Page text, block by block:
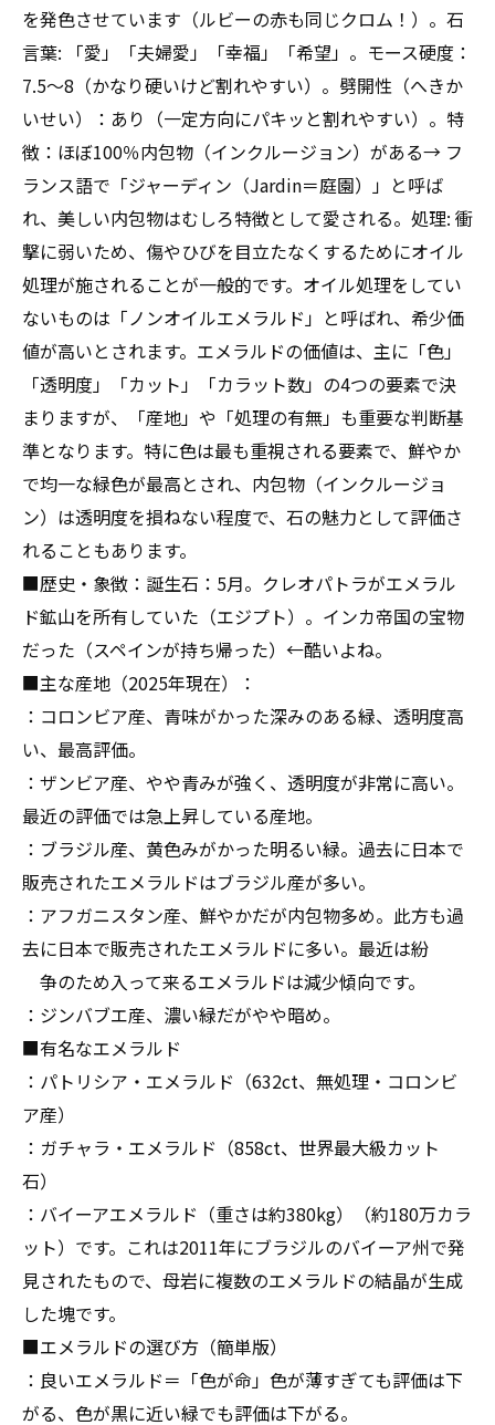
を発色させています（ルビーの赤も同じクロム！）。石
言葉: 「愛」「夫婦愛」「幸福」「希望」。モース硬度：
7.5〜8（かなり硬いけど割れやすい）。劈開性（へきか
いせい）：あり（一定方向にパキッと割れやすい）。特
徴：ほぼ100％内包物（インクルージョン）がある→ フ
ランス語で「ジャーディン（Jardin＝庭園）」と呼ば
れ、美しい内包物はむしろ特徴として愛される。処理: 衝
撃に弱いため、傷やひびを目立たなくするためにオイル
処理が施されることが一般的です。オイル処理をしてい
ないものは「ノンオイルエメラルド」と呼ばれ、希少価
値が高いとされます。エメラルドの価値は、主に「色」
「透明度」「カット」「カラット数」の4つの要素で決
まりますが、「産地」や「処理の有無」も重要な判断基
準となります。特に色は最も重視される要素で、鮮やか
で均一な緑色が最高とされ、内包物（インクルージョ
ン）は透明度を損ねない程度で、石の魅力として評価さ
れることもあります。
■歴史・象徴：誕生石：5月。クレオパトラがエメラル
ド鉱山を所有していた（エジプト）。インカ帝国の宝物
だった（スペインが持ち帰った）←酷いよね。
■主な産地（2025年現在）：
：コロンビア産、青味がかった深みのある緑、透明度高
い、最高評価。
：ザンビア産、やや青みが強く、透明度が非常に高い。
最近の評価では急上昇している産地。
：ブラジル産、黄色みがかった明るい緑。過去に日本で
販売されたエメラルドはブラジル産が多い。
：アフガニスタン産、鮮やかだが内包物多め。此方も過
去に日本で販売されたエメラルドに多い。最近は紛
争のため入って来るエメラルドは減少傾向です。
：ジンバブエ産、濃い緑だがやや暗め。
■有名なエメラルド
：パトリシア・エメラルド（632ct、無処理・コロンビ
ア産）
：ガチャラ・エメラルド（858ct、世界最大級カット
石）
：バイーアエメラルド（重さは約380kg）（約180万カラ
ット）です。これは2011年にブラジルのバイーア州で発
見されたもので、母岩に複数のエメラルドの結晶が生成
した塊です。
■エメラルドの選び方（簡単版）
：良いエメラルド＝「色が命」色が薄すぎても評価は下
がる、色が黒に近い緑でも評価は下がる。